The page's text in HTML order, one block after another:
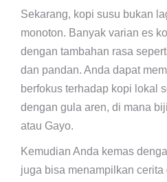
Sekarang, kopi susu bukan
monoton. Banyak varian es
dengan tambahan rasa
dan pandan. Anda dapat
berfokus terhadap kopi lokal
dengan gula aren, di mana
atau Gayo.
Kemudian Anda kemas
juga bisa menampilkan